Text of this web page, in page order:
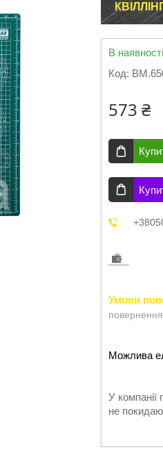
В наявності
Код:
573 ₴
У компанії
не